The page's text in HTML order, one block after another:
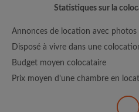
Statistiques sur la
Annonces de location avec photos
Disposé à vivre dans une
Budget moyen colocataire
Prix moyen d'une chambre en